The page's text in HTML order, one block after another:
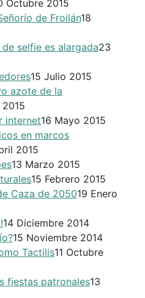
Octubre 2015
de Froilán18
selfie es alargada23
15 Julio 2015
azote de la
internet16 Mayo 2015
en marcos
2015
13 Marzo 2015
15 Febrero 2015
Caza de 205019 Enero
14 Diciembre 2014
15 Noviembre 2014
Tactilis11 Octubre
fiestas patronales13